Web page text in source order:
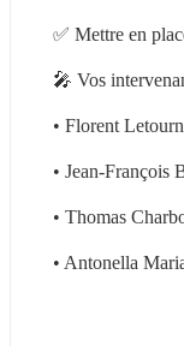
✅ Mettre en
🎤 Vos
• Florent
• Jean-François
• Thomas
• Antonella